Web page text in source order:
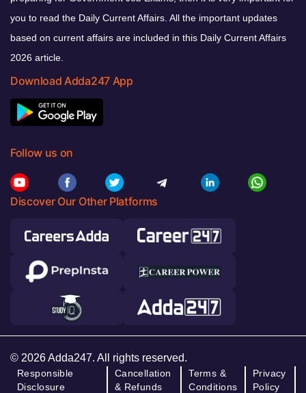
you to read the Daily Current Affairs. All the important updates
based on current affairs are included in this Daily Current Affairs
2026 article.
Download Adda247 App
Follow us on
Discover Our Other Platforms
© 2026 Adda247. All rights reserved.
Responsible
Disclosure
Cancellation
& Refunds
Terms &
Conditions
Privacy
Policy